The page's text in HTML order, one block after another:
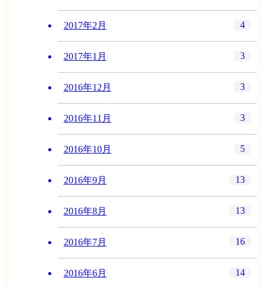
2017年2月 4
2017年1月 3
2016年12月 3
2016年11月 3
2016年10月 5
2016年9月 13
2016年8月 13
2016年7月 16
2016年6月 14